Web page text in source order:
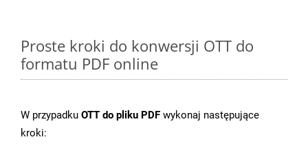
Proste kroki do konwersji OTT do
formatu PDF online
W przypadku OTT do pliku PDF wykonaj następujące
kroki: